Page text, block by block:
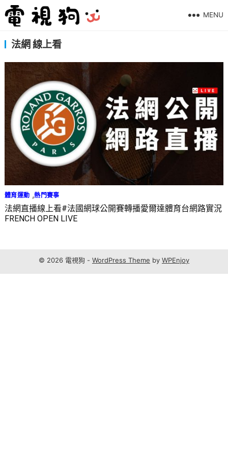
MENU
法網 線上看
體育運動 ,熱門賽事
法網直播線上看#法國網球公開賽轉播愛爾達體育台網路實況
FRENCH OPEN LIVE
© 2026 電視狗 - WordPress Theme by WPEnjoy